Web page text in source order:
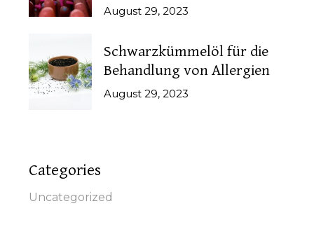
August 29, 2023
Schwarzkümmelöl für die
Behandlung von Allergien
August 29, 2023
Categories
Uncategorized